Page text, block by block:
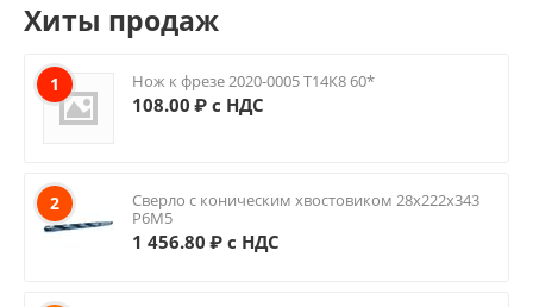
Хиты продаж
1 Нож к фрезе 2020-0005 Т14К8 60*
108.00 ₽ с НДС
2
Сверло с коническим хвостовиком 28х222х343
Р6М5
1 456.80 ₽ с НДС